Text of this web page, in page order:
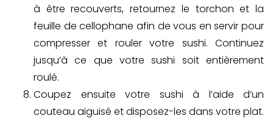
à être recouverts, retournez le torchon et la
feuille de cellophane afin de vous en servir pour
compresser et rouler votre sushi. Continuez
jusqu’à ce que votre sushi soit entièrement
roulé.
Coupez ensuite votre sushi à l’aide d’un
couteau aiguisé et disposez-les dans votre plat.